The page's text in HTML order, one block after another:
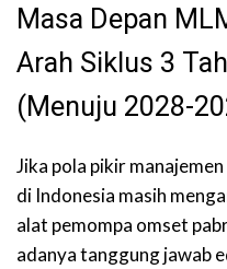
Masa Depan
Arah Siklus 3
(Menuju 2028-
Jika pola pikir
di Indonesia masih
alat pemompa omset
adanya tanggung jawab